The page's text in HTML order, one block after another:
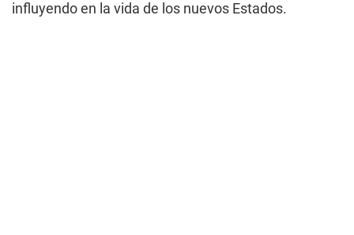
influyendo en la vida de los nuevos Estados.